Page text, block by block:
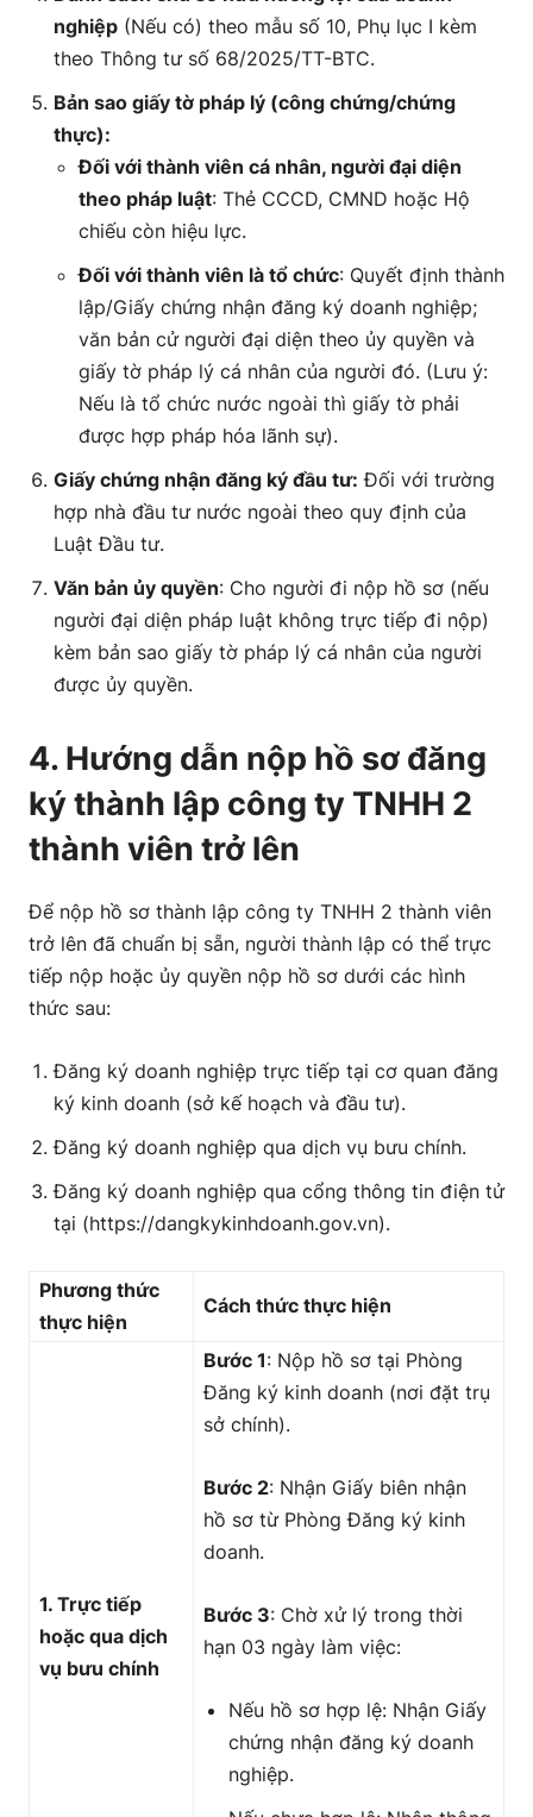
nghiệp (Nếu có) theo mẫu số 10, Phụ lục I kèm
theo Thông tư số 68/2025/TT-BTC.
Bản sao giấy tờ pháp lý (công chứng/chứng
thực):
Đối với thành viên cá nhân, người đại diện
theo pháp luật: Thẻ CCCD, CMND hoặc Hộ
chiếu còn hiệu lực.
Đối với thành viên là tổ chức: Quyết định thành
lập/Giấy chứng nhận đăng ký doanh nghiệp;
văn bản cử người đại diện theo ủy quyền và
giấy tờ pháp lý cá nhân của người đó. (Lưu ý:
Nếu là tổ chức nước ngoài thì giấy tờ phải
được hợp pháp hóa lãnh sự).
Giấy chứng nhận đăng ký đầu tư: Đối với trường
hợp nhà đầu tư nước ngoài theo quy định của
Luật Đầu tư.
Văn bản ủy quyền: Cho người đi nộp hồ sơ (nếu
người đại diện pháp luật không trực tiếp đi nộp)
kèm bản sao giấy tờ pháp lý cá nhân của người
được ủy quyền.
4. Hướng dẫn nộp hồ sơ đăng
ký thành lập công ty TNHH 2
thành viên trở lên
Để nộp hồ sơ thành lập công ty TNHH 2 thành viên
trở lên đã chuẩn bị sẵn, người thành lập có thể trực
tiếp nộp hoặc ủy quyền nộp hồ sơ dưới các hình
thức sau:
Đăng ký doanh nghiệp trực tiếp tại cơ quan đăng
ký kinh doanh (sở kế hoạch và đầu tư).
Đăng ký doanh nghiệp qua dịch vụ bưu chính.
Đăng ký doanh nghiệp qua cổng thông tin điện tử
tại (https://dangkykinhdoanh.gov.vn).
Phương thức
thực hiện
Cách thức thực hiện
1. Trực tiếp
hoặc qua dịch
vụ bưu chính
Bước 1: Nộp hồ sơ tại Phòng
Đăng ký kinh doanh (nơi đặt trụ
sở chính).
Bước 2: Nhận Giấy biên nhận
hồ sơ từ Phòng Đăng ký kinh
doanh.
Bước 3: Chờ xử lý trong thời
hạn 03 ngày làm việc:
Nếu hồ sơ hợp lệ: Nhận Giấy
chứng nhận đăng ký doanh
nghiệp.